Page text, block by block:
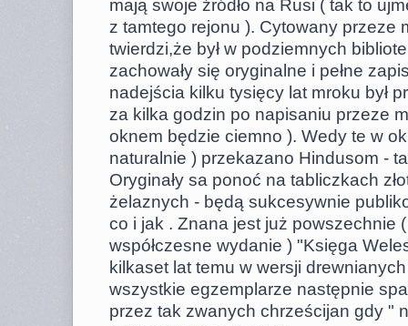
mają swoje źródło na Rusi ( tak to
z tamtego rejonu ). Cytowany przeze
twierdzi,że był w podziemnych
zachowały się oryginalne i pełne
nadejścia kilku tysięcy lat mroku był
za kilka godzin po napisaniu przeze
oknem będzie ciemno ). Wedy te w
naturalnie ) przekazano Hindusom -
Oryginały sa ponoć na tabliczkach
żelaznych - będą sukcesywnie
co i jak . Znana jest już powszechnie
współczesne wydanie ) "Księga
kilkaset lat temu w wersji
wszystkie egzemplarze następnie
przez tak zwanych chrześcijan gdy "